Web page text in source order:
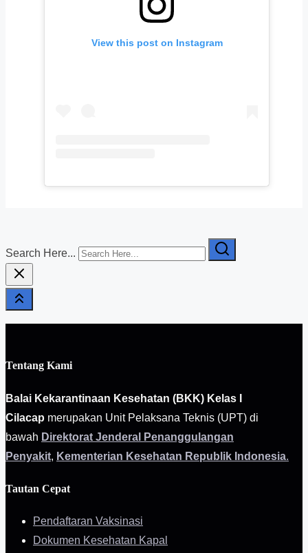
View this post on Instagram
Search Here...
Tentang Kami
Balai Kekarantinaan Kesehatan (BKK) Kelas I
Cilacap merupakan Unit Pelaksana Teknis (UPT) di
bawah Direktorat Jenderal Penanggulangan
Penyakit, Kementerian Kesehatan Republik Indonesia.
Tautan Cepat
Pendaftaran Vaksinasi
Dokumen Kesehatan Kapal